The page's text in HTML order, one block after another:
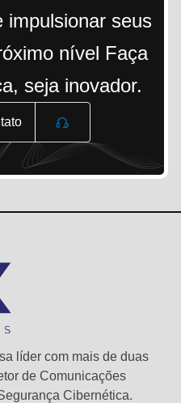
impulsionar seus
nível Faça
seja inovador.
líder com mais de duas
de Comunicações
Cibernética.